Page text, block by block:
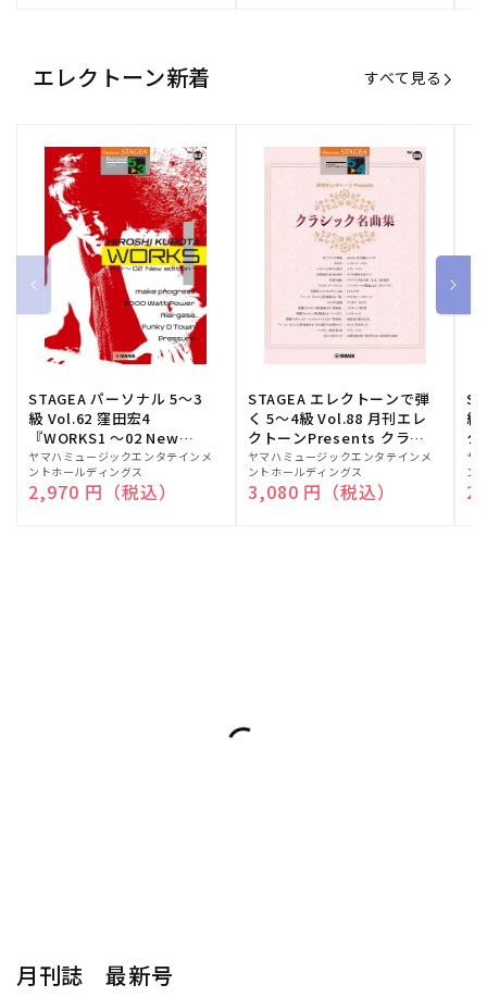
エレクトーン新着 すべて見る
STAGEA パーソナル 5～3
級 Vol.62 窪田宏4
『WORKS1 ～02 New
edition～』
販
売
元:
ヤマハミュージックエンタテインメ
ントホールディングス
通常価格
2,970 円（税込）
STAGEA エレクトーンで弾
く 5～4級 Vol.88 月刊エレ
クトーンPresents クラシ
ック名曲集
販
売
元:
ヤマハミュージックエンタテインメ
ントホールディングス
通常価格
3,080 円（税込）
級
ク
販
売
元:
ヤ
ン
月刊誌 最新号